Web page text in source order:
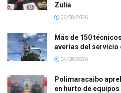
Zulia
06/08/2026
Más de 150
averías del servicio
04/08/2026
Polimaracaibo
en hurto de